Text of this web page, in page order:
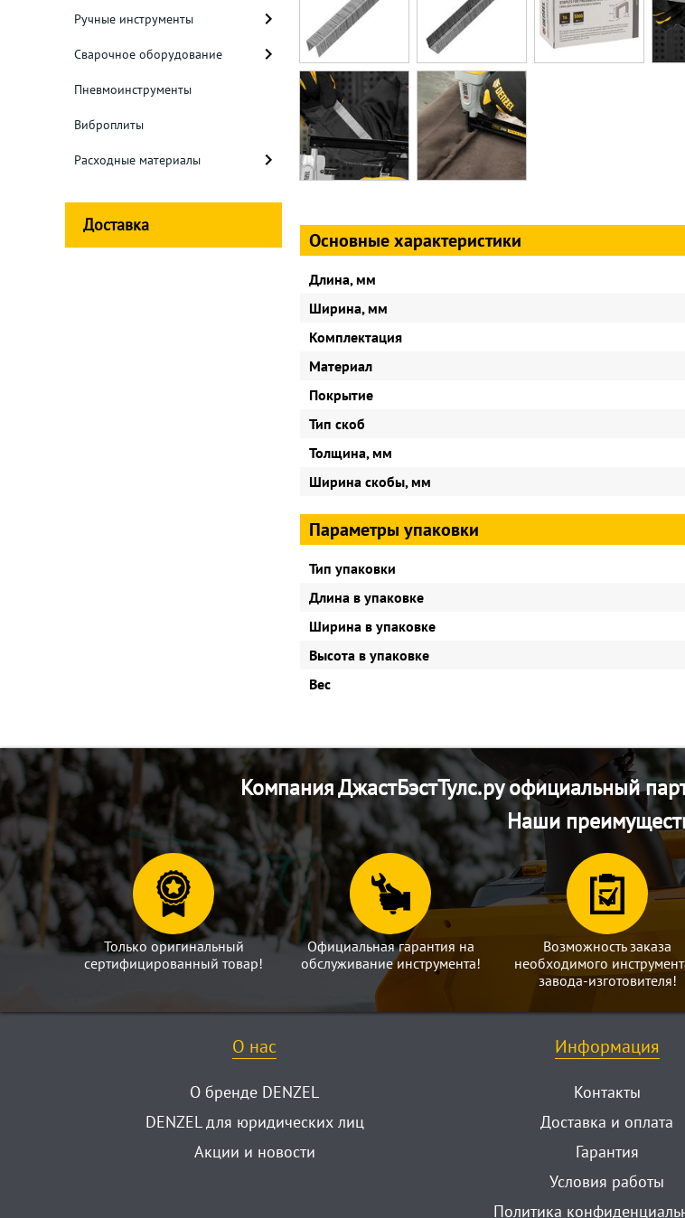
Ручные инструменты
Сварочное оборудование
Пневмоинструменты
Виброплиты
Расходные материалы
Доставка
Основные характеристики
Длина, мм
Ширина, мм
Комплектация
Материал
Покрытие
Тип скоб
Толщина, мм
Ширина скобы, мм
Параметры упаковки
Тип упаковки
Длина в упаковке
Ширина в упаковке
Высота в упаковке
Вес
Компания ДжастБэстТулс.ру официальный
Наши
Только оригинальный
сертифицированный товар!
Официальная гарантия на
обслуживание инструмента!
Возможность заказа
необходимого
завода-изготовителя!
О нас
О бренде DENZEL
DENZEL для юридических лиц
Акции и новости
Информация
Контакты
Доставка и оплата
Гарантия
Условия работы
Политика